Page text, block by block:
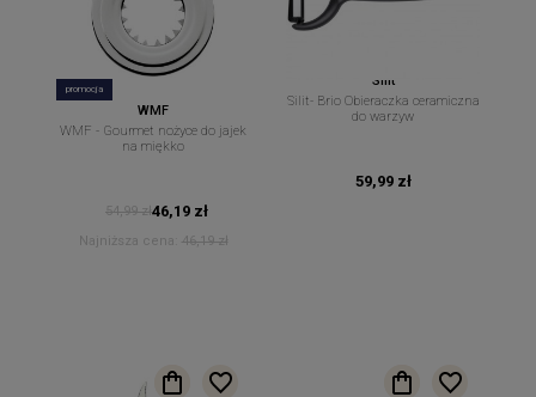
promocja
WMF
WMF - Gourmet nożyce do jajek
na miękko
54,99 zł46,19 zł
Najniższa cena: 46,19 zł
Silit
Silit- Brio Obieraczka ceramiczna
do warzyw
59,99 zł